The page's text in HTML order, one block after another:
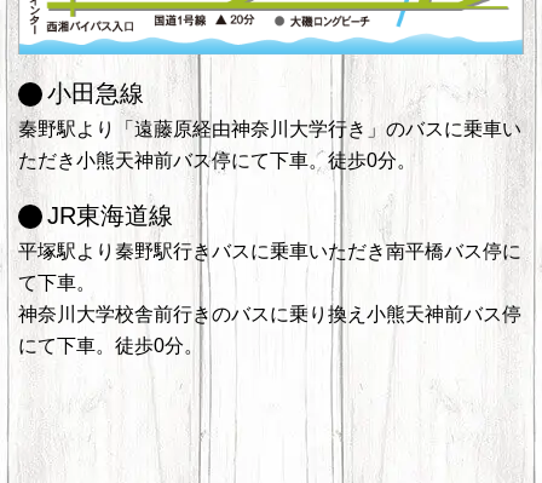
小田急線
秦野駅より「遠藤原経由神奈川大学行き」のバスに乗車い
ただき小熊天神前バス停にて下車。徒歩0分。
JR東海道線
平塚駅より秦野駅行きバスに乗車いただき南平橋バス停に
て下車。
神奈川大学校舎前行きのバスに乗り換え小熊天神前バス停
にて下車。徒歩0分。